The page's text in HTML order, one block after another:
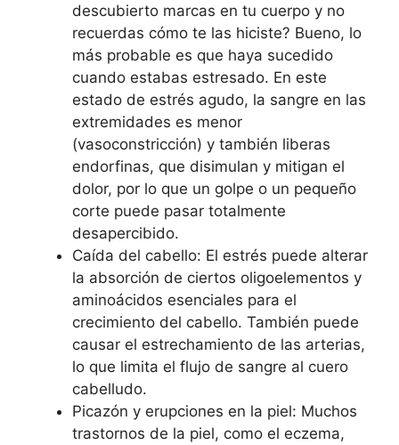
descubierto marcas en tu cuerpo y no
recuerdas cómo te las hiciste? Bueno, lo
más probable es que haya sucedido
cuando estabas estresado. En este
estado de estrés agudo, la sangre en las
extremidades es menor
(vasoconstricción) y también liberas
endorfinas, que disimulan y mitigan el
dolor, por lo que un golpe o un pequeño
corte puede pasar totalmente
desapercibido.
Caída del cabello: El estrés puede alterar
la absorción de ciertos oligoelementos y
aminoácidos esenciales para el
crecimiento del cabello. También puede
causar el estrechamiento de las arterias,
lo que limita el flujo de sangre al cuero
cabelludo.
Picazón y erupciones en la piel: Muchos
trastornos de la piel, como el eczema,